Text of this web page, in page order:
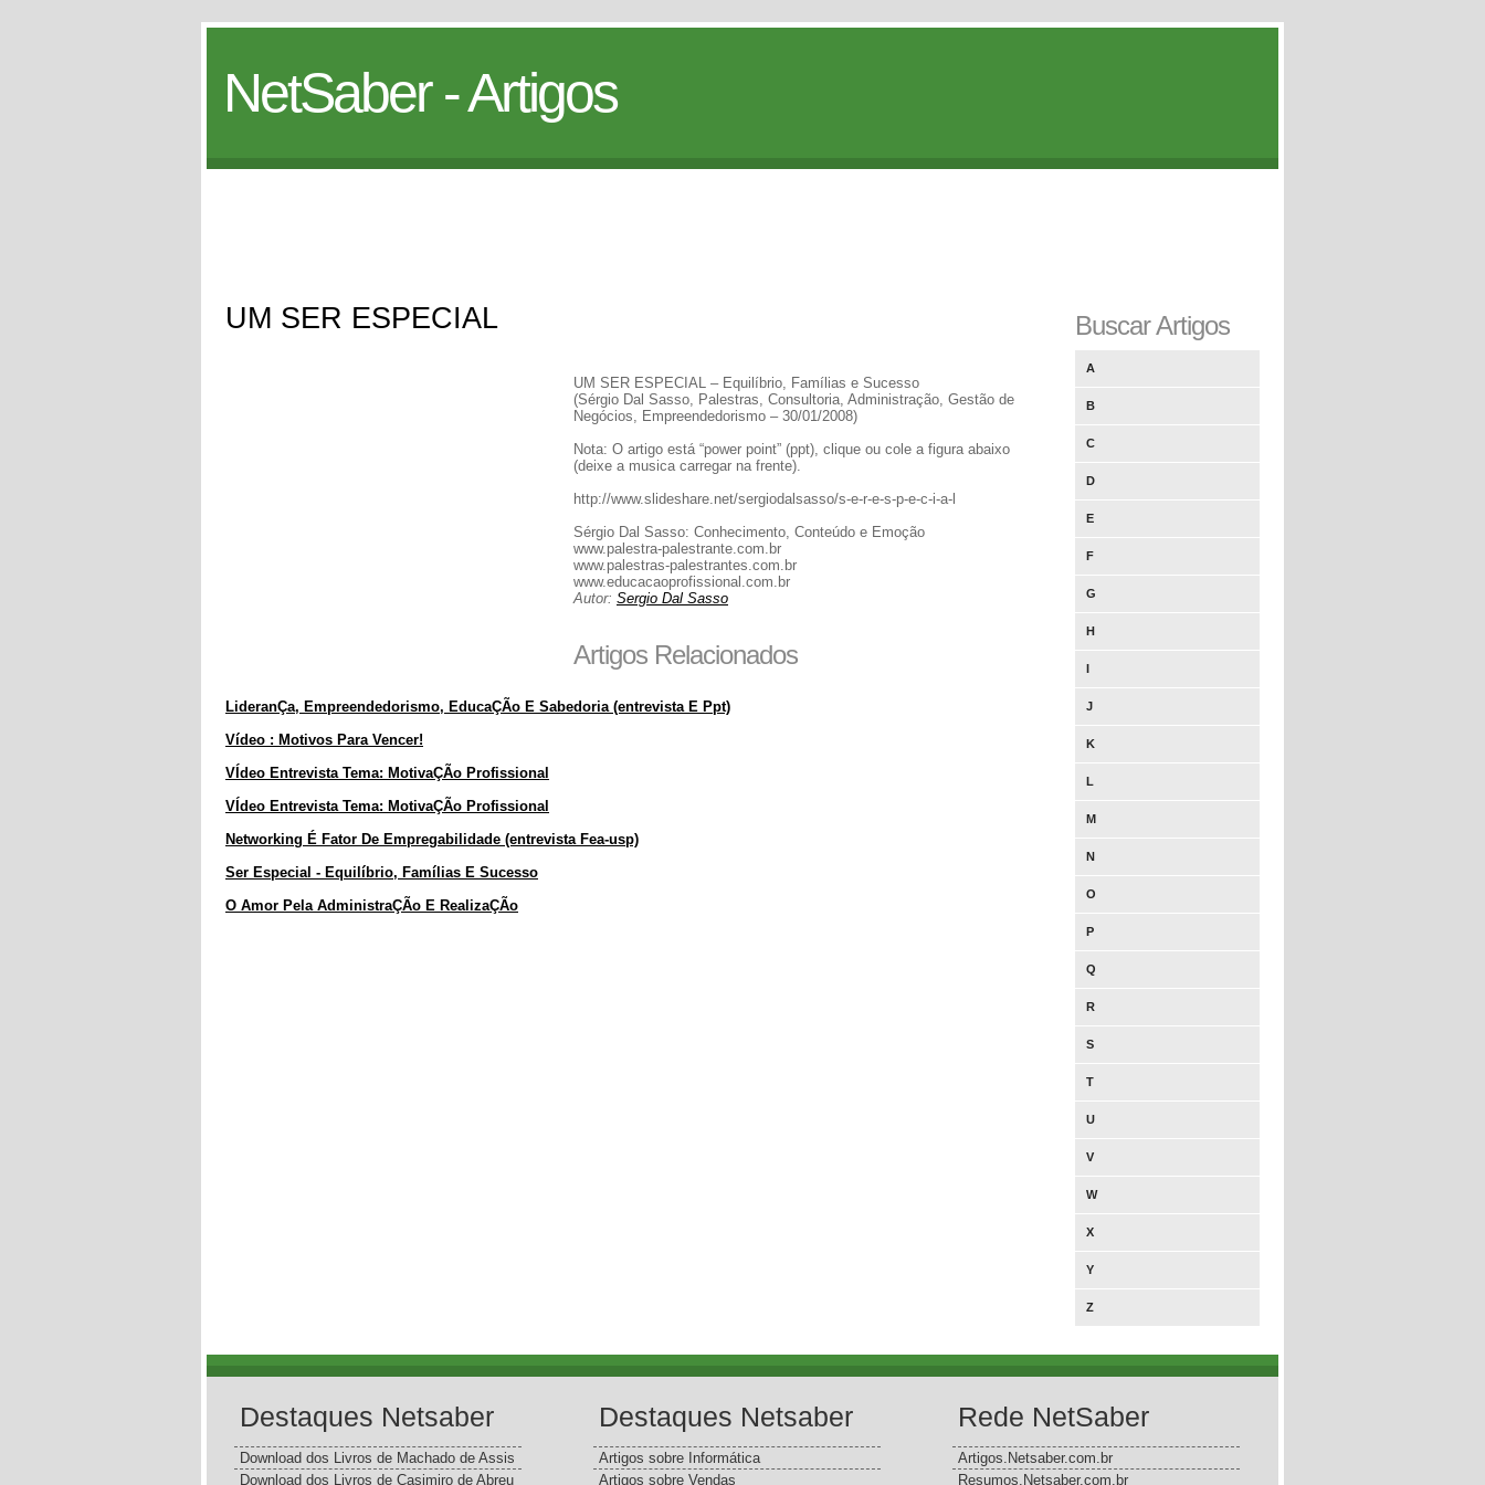
NetSaber - Artigos
UM SER ESPECIAL
UM SER ESPECIAL – Equilíbrio, Famílias e Sucesso
(Sérgio Dal Sasso, Palestras, Consultoria, Administração, Gestão de
Negócios, Empreendedorismo – 30/01/2008)
Nota: O artigo está “power point” (ppt), clique ou cole a figura abaixo
(deixe a musica carregar na frente).
http://www.slideshare.net/sergiodalsasso/s-e-r-e-s-p-e-c-i-a-l
Sérgio Dal Sasso: Conhecimento, Conteúdo e Emoção
www.palestra-palestrante.com.br
www.palestras-palestrantes.com.br
www.educacaoprofissional.com.br
Autor: Sergio Dal Sasso
Artigos Relacionados
LideranÇa, Empreendedorismo, EducaÇÃo E Sabedoria (entrevista E Ppt)
Vídeo : Motivos Para Vencer!
VÍdeo Entrevista Tema: MotivaÇÃo Profissional
VÍdeo Entrevista Tema: MotivaÇÃo Profissional
Networking É Fator De Empregabilidade (entrevista Fea-usp)
Ser Especial - Equilíbrio, Famílias E Sucesso
O Amor Pela AdministraÇÃo E RealizaÇÃo
Buscar Artigos
A
B
C
D
E
F
G
H
I
J
K
L
M
N
O
P
Q
R
S
T
U
V
W
X
Y
Z
Destaques Netsaber
Download dos Livros de Machado de Assis
Download dos Livros de Casimiro de Abreu
Destaques Netsaber
Artigos sobre Informática
Artigos sobre Vendas
Rede NetSaber
Artigos.Netsaber.com.br
Resumos.Netsaber.com.br